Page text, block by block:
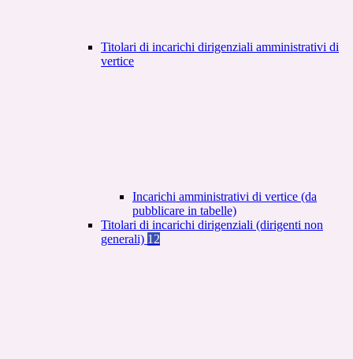
Titolari di incarichi dirigenziali amministrativi di
vertice
Incarichi amministrativi di vertice (da
pubblicare in tabelle)
Titolari di incarichi dirigenziali (dirigenti non
generali) 12